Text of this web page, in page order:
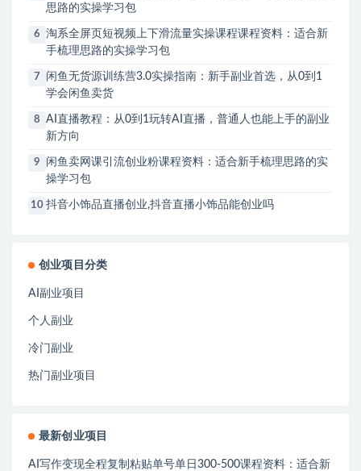
思路的实操学习包
6
淘系全屏页短视频上下滑流量实操课程课程资料：适合新
手梳理思路的实操学习包
7
闲鱼无货源训练营3.0实操指南：新手副业首选，从0到1
学会闲鱼卖货
8
AI直播教程：从0到1玩转AI直播，普通人也能上手的副业
新方向
9
闲鱼卖网课引流创业粉课程资料：适合新手梳理思路的实
操学习包
10 抖音小饰品直播创业,抖音直播小饰品能创业吗
创业项目分类
AI副业项目
个人副业
冷门副业
热门副业项目
最新创业项目
AI写作变现全程复制粘贴单号单日300-500课程资料：适合新